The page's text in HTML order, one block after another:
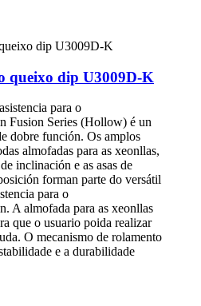
queixo dip U3009D-K
para o
Fusion Series (Hollow) é un
dobre función. Os amplos
almofadas para as xeonllas,
inclinación e as asas de
forman parte do versátil
para o
A almofada para as xeonllas
que o usuario poida realizar
O mecanismo de rolamento
e a durabilidade